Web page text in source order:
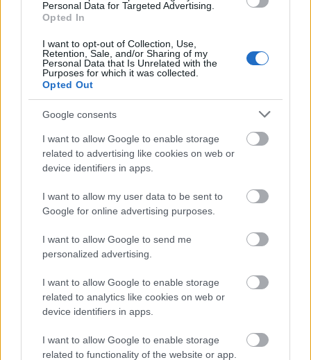
Personal Data for Targeted Advertising.
Opted In
I want to opt-out of Collection, Use,
Retention, Sale, and/or Sharing of my
Personal Data that Is Unrelated with the
Purposes for which it was collected.
Opted Out
Google consents
I want to allow Google to enable storage
related to advertising like cookies on web or
device identifiers in apps.
I want to allow my user data to be sent to
Google for online advertising purposes.
I want to allow Google to send me
personalized advertising.
I want to allow Google to enable storage
related to analytics like cookies on web or
device identifiers in apps.
I want to allow Google to enable storage
related to functionality of the website or app.
Manaus: a dzsungel szívének városa
Mik alakítják a gondolkodásod? Avagy a kognitív
torzítások